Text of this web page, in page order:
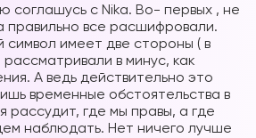
соглашусь с Nika. Во- первых , не
правильно все расшифровали.
имеет две стороны ( в
в минус, как
А ведь действительно это
временные обстоятельства в
рассудит, где мы правы, а где
наблюдать. Нет ничего лучше